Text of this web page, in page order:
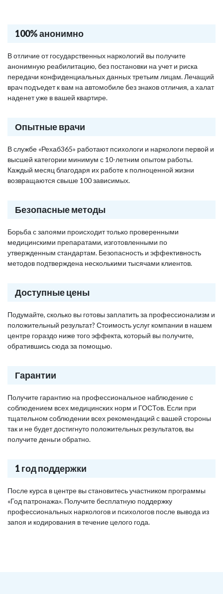
100% анонимно
В отличие от государственных наркологий вы получите
анонимную реабилитацию, без постановки на учет и риска
передачи конфиденциальных данных третьим лицам. Лечащий
врач подъедет к вам на автомобиле без знаков отличия, а халат
наденет уже в вашей квартире.
Опытные врачи
В службе «Рехаб365» работают психологи и наркологи первой и
высшей категории минимум с 10-летним опытом работы.
Каждый месяц благодаря их работе к полноценной жизни
возвращаются свыше 100 зависимых.
Безопасные методы
Борьба с запоями происходит только проверенными
медицинскими препаратами, изготовленными по
утвержденным стандартам. Безопасность и эффективность
методов подтверждена несколькими тысячами клиентов.
Доступные цены
Подумайте, сколько вы готовы заплатить за профессионализм и
положительный результат? Стоимость услуг компании в нашем
центре гораздо ниже того эффекта, который вы получите,
обратившись сюда за помощью.
Гарантии
Получите гарантию на профессиональное наблюдение с
соблюдением всех медицинских норм и ГОСТов. Если при
тщательном соблюдении всех рекомендаций с вашей стороны
так и не будет достигнуто положительных результатов, вы
получите деньги обратно.
1 год поддержки
После курса в центре вы становитесь участником программы
«Год патронажа». Получите бесплатную поддержку
профессиональных наркологов и психологов после вывода из
запоя и кодирования в течение целого года.